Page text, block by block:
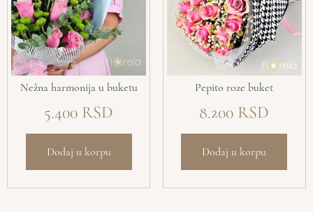
Nežna harmonija u buketu
5.400
Dodaj u korpu
Pepito roze buket
8.200
Dodaj u korpu